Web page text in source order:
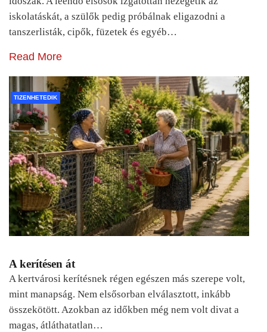
iskolatáskát, a szülők pedig próbálnak eligazodni a
tanszerlisták, cipők, füzetek és egyéb…
Read More
TIZENHETEDIK
A kerítésen át
A kertvárosi kerítésnek régen egészen más szerepe volt,
mint manapság. Nem elsősorban elválasztott, inkább
összekötött. Azokban az időkben még nem volt divat a
magas, átláthatatlan…